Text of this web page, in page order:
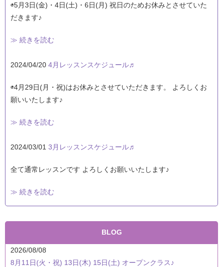
◉5月3日(金)・4日(土)・6日(月) 祝日のためお休みとさせていた
だきます♪
≫ 続きを読む
2024/04/20 4月レッスンスケジュール♬
◉4月29日(月・祝)はお休みとさせていただきます。 よろしくお
願いいたします♪
≫ 続きを読む
2024/03/01 3月レッスンスケジュール♬
全て通常レッスンです よろしくお願いいたします♪
≫ 続きを読む
BLOG
2026/08/08
8月11日(火・祝) 13日(木) 15日(土) オープンクラス♪